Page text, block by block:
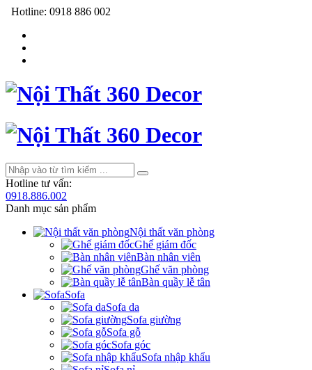
Hotline: 0918 886 002
Hotline tư vấn:
0918.886.002
Danh mục sản phẩm
Nội thất văn phòng
Ghế giám đốc
Bàn nhân viên
Ghế văn phòng
Bàn quầy lễ tân
Sofa
Sofa da
Sofa giường
Sofa gỗ
Sofa góc
Sofa nhập khẩu